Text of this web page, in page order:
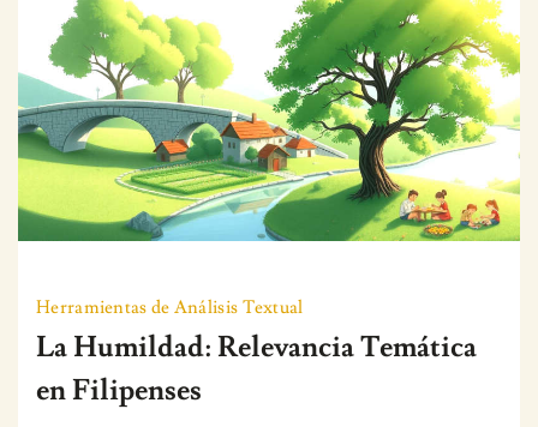
Herramientas de Análisis Textual
La Humildad: Relevancia Temática
en Filipenses